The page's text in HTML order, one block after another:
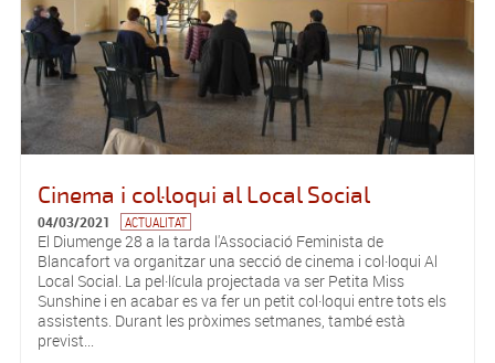
Cinema i col·loqui al Local Social
04/03/2021 ACTUALITAT
El Diumenge 28 a la tarda l'Associació Feminista de
Blancafort va organitzar una secció de cinema i col·loqui Al
Local Social. La pel·lícula projectada va ser Petita Miss
Sunshine i en acabar es va fer un petit col·loqui entre tots els
assistents. Durant les pròximes setmanes, també està
previst...